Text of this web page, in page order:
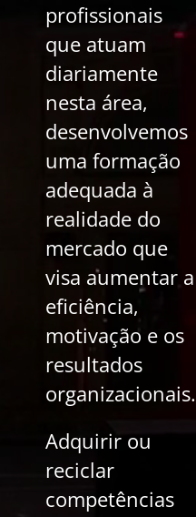
profissionais
que atuam
diariamente
nesta área,
desenvolvemos
uma formação
adequada à
realidade do
mercado que
visa aumentar a
eficiência,
motivação e os
resultados
organizacionais.
Adquirir ou
reciclar
competências